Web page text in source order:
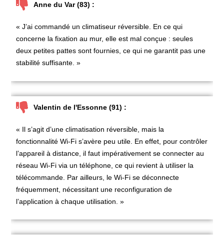
Anne du Var (83) :
« J’ai commandé un climatiseur réversible. En ce qui
concerne la fixation au mur, elle est mal conçue : seules
deux petites pattes sont fournies, ce qui ne garantit pas une
stabilité suffisante. »
Valentin de l'Essonne (91) :
« Il s’agit d’une climatisation réversible, mais la
fonctionnalité Wi-Fi s’avère peu utile. En effet, pour contrôler
l’appareil à distance, il faut impérativement se connecter au
réseau Wi-Fi via un téléphone, ce qui revient à utiliser la
télécommande. Par ailleurs, le Wi-Fi se déconnecte
fréquemment, nécessitant une reconfiguration de
l’application à chaque utilisation. »